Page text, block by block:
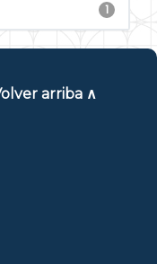
1
arriba ∧